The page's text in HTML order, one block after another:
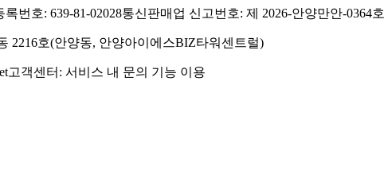
록번호: 639-81-02028통신판매업 신고번호: 제 2026-안양만안-0364호
2216호(안양동, 안양아이에스BIZ타워센트럴)
고객센터: 서비스 내 문의 기능 이용